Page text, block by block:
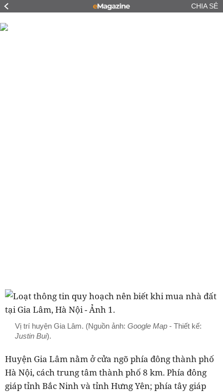
CHIA SẺ
Vị trí huyện Gia Lâm. (Nguồn ảnh: Google Map - Thiết kế:
Justin Bui).
Huyện Gia Lâm nằm ở cửa ngõ phía đông thành phố
Hà Nội, cách trung tâm thành phố 8 km. Phía đông
giáp tỉnh Bắc Ninh và tỉnh Hưng Yên; phía tây giáp